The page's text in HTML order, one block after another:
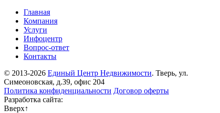
Главная
Компания
Услуги
Инфоцентр
Вопрос-ответ
Контакты
© 2013-2026 Единый Центр Недвижимости. Тверь, ул.
Симеоновская, д.39, офис 204
Политика конфиденциальности Договор оферты
Разработка сайта:
Вверх↑